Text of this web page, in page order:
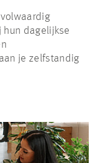
dagelijkse
je zelfstandig